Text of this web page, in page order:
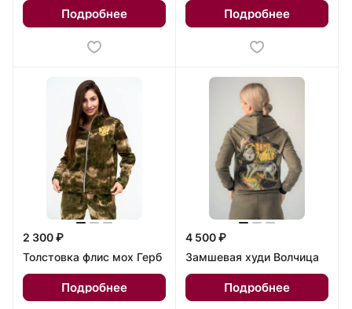
Подробнее Подробнее
2 300 ₽
Толстовка флис мох Герб
Подробнее
4 500 ₽
Замшевая худи Волчица
Подробнее